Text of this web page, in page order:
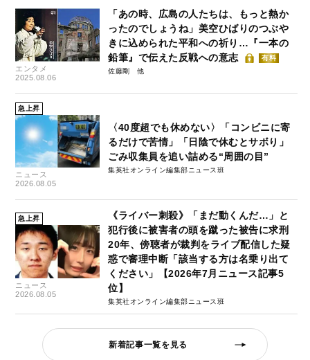
エンタメ
2025.08.06
「あの時、広島の人たちは、もっと熱か
ったのでしょうね」美空ひばりのつぶや
きに込められた平和への祈り…『一本の
鉛筆』で伝えた反戦への意志
有料
佐藤剛
急上昇
ニュース
2026.08.05
〈40度超でも休めない〉「コンビニに寄
るだけで苦情」「日陰で休むとサボり」
ごみ収集員を追い詰める“周囲の目”
集英社オンライン編集部ニュース班
急上昇
ニュース
2026.08.05
《ライバー刺殺》「まだ動くんだ…」と
犯行後に被害者の頭を蹴った被告に求刑
20年、傍聴者が裁判をライブ配信した疑
惑で審理中断「該当する方は名乗り出て
ください」【2026年7月ニュース記事5
位】
集英社オンライン編集部ニュース班
新着記事一覧を見る